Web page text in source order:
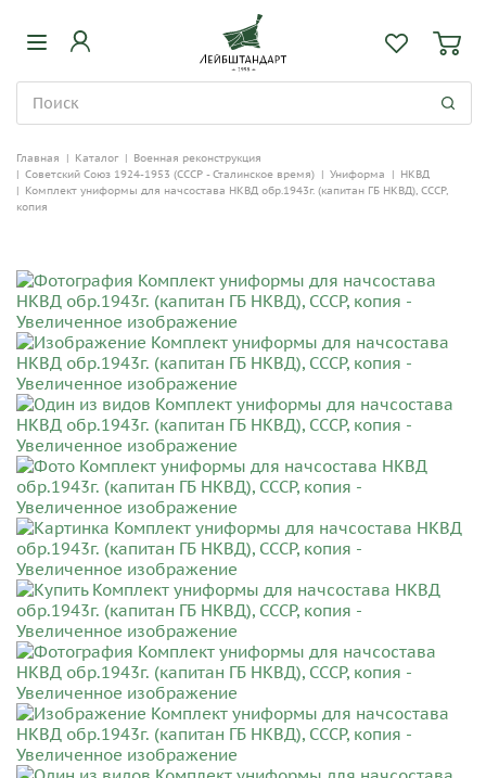
Главная | Каталог | Военная реконструкция
| Советский Союз 1924-1953 (СССР - Сталинское время) | Униформа | НКВД
| Комплект униформы для начсостава НКВД обр.1943г. (капитан ГБ НКВД), СССР,
копия